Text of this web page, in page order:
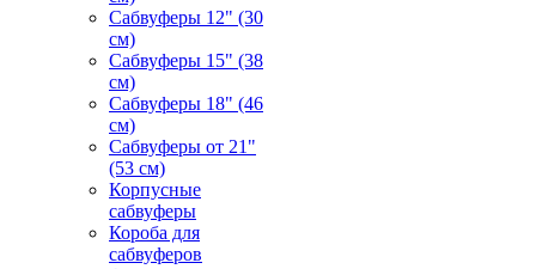
Сабвуферы 12" (30
см)
Сабвуферы 15" (38
см)
Сабвуферы 18" (46
см)
Сабвуферы от 21"
(53 см)
Корпусные
сабвуферы
Короба для
сабвуферов